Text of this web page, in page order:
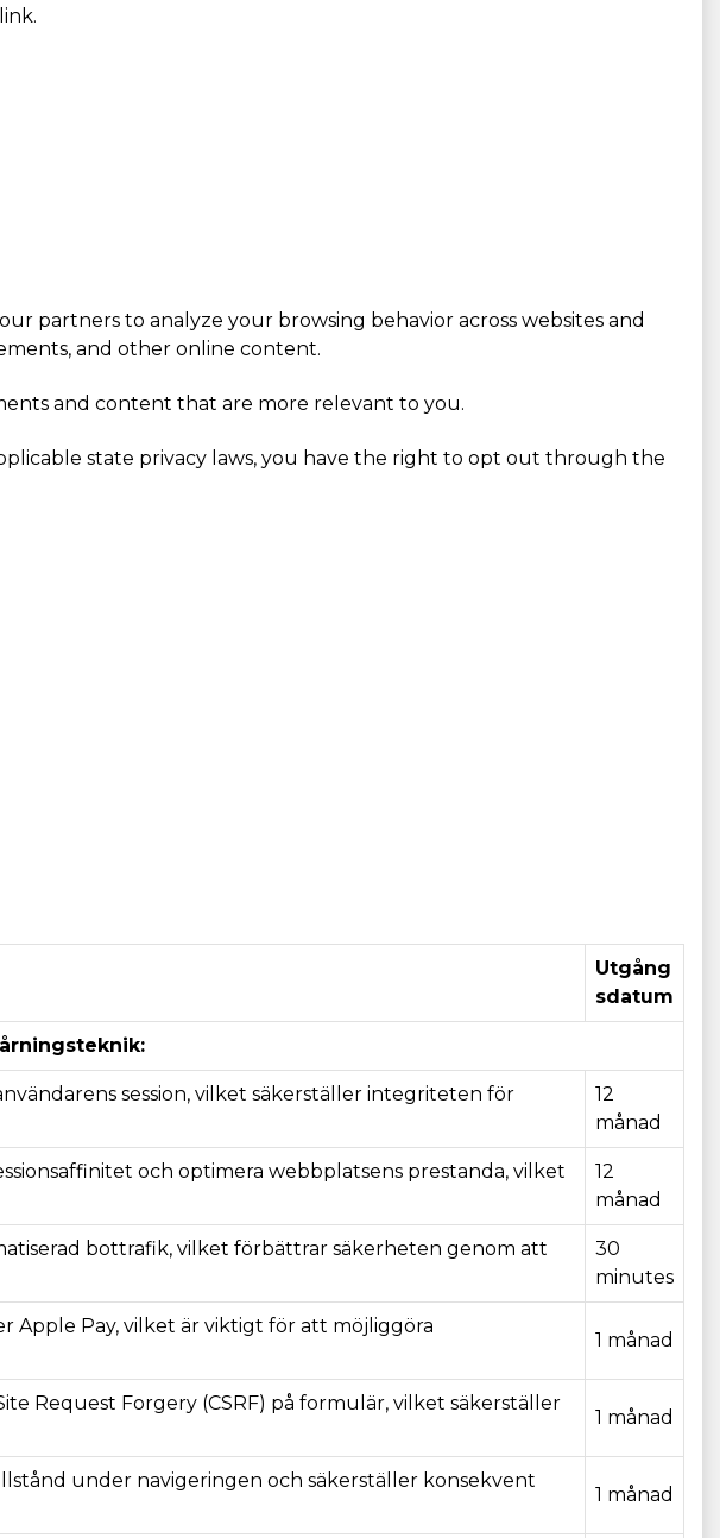
partners to analyze your browsing behavior across websites and
and other online content.
and content that are more relevant to you.
state privacy laws, you have the right to opt out through the
Utgång
sdatum
session, vilket säkerställer integriteten för
12
månad
och optimera webbplatsens prestanda, vilket
12
månad
bottrafik, vilket förbättrar säkerheten genom att
30
minutes
Apple Pay, vilket är viktigt för att möjliggöra
1 månad
Request Forgery (CSRF) på formulär, vilket säkerställer
1 månad
under navigeringen och säkerställer konsekvent
1 månad